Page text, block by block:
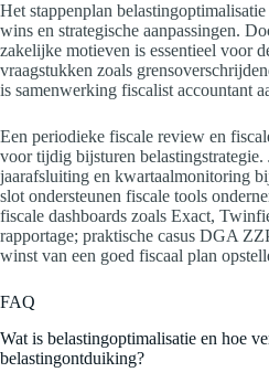
Het stappenplan
wins en strategische aanpassingen.
zakelijke motieven is essentieel voor
vraagstukken zoals
is samenwerking fiscalist accountant
Een periodieke fiscale review en
voor tijdig bijsturen
jaarafsluiting en kwartaalmonitoring
slot ondersteunen fiscale tools
fiscale dashboards zoals Exact,
rapportage; praktische casus DGA
winst van een goed fiscaal plan
FAQ
Wat is belastingoptimalisatie en hoe
belastingontduiking?